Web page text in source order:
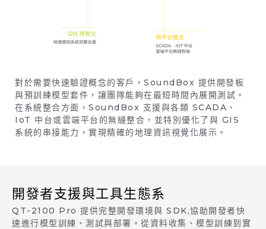
對於需要快速驗證概念的客戶，SoundBox 提供開發板
與預訓練模型套件，讓團隊能夠在最短時間內展開測試。
在系統整合方面，SoundBox 支援與各類 SCADA、
IoT 中台或雲端平台的無縫整合，並特別優化了與 GIS
系統的串接能力，實現精確的地理資訊視覺化展示。
開發者支援與工具生態系
QT-2100 Pro 提供完整開發環境與 SDK,協助開發者快
速進行模型訓練、測試與部署。從資料收集、模型訓練到實